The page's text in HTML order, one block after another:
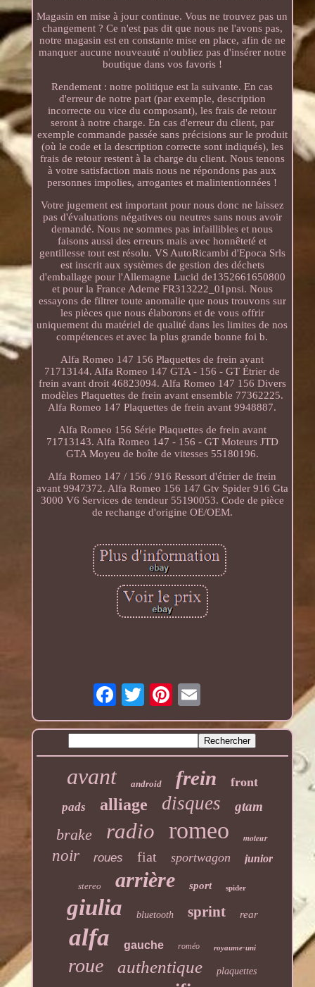
Magasin en mise à jour continue. Vous ne trouvez pas un
changement ? Ce n'est pas dit que nous ne l'avons pas,
notre magasin est en constante mise en place, afin de ne
manquer aucune nouveauté n'oubliez pas d'insérer notre
boutique dans vos favoris !
Rendement : notre politique est la suivante. En cas
d'erreur de notre part (par exemple, description
incorrecte ou vice du composant), les frais de retour
seront à notre charge. En cas d'erreur du client, par
exemple commande passée sans précisions sur le produit
(où le code et la description correcte sont indiqués), les
frais de retour restent à la charge du client. Nous tenons
à votre satisfaction mais nous ne répondons pas aux
personnes impolies, arrogantes et malintentionnées !
Votre jugement est important pour nous donc ne laissez
pas d'évaluations négatives ou neutres sans nous avoir
demandé. Nous ne sommes pas infaillibles et nous
faisons aussi des erreurs mais avec honnêteté et
gentillesse tout est résolu. VS AutoRicambi d'Epoca Srls
est inscrit aux systèmes de gestion des déchets
d'emballage pour l'Allemagne Lucid de1352661650800
et pour la France Ademe FR313222_01pnsi. Nous
essayons de filtrer toute anomalie que nous trouvons sur
les pièces que nous élaborons et de vous offrir
uniquement du matériel de qualité dans les limites de nos
compétences et avec la plus grande bonne foi b.
Alfa Romeo 147 156 Plaquettes de frein avant
71713144. Alfa Romeo 147 GTA - 156 - GT Étrier de
frein avant droit 46823094. Alfa Romeo 147 156 Divers
modèles Plaquettes de frein avant ensemble 77362225.
Alfa Romeo 147 Plaquettes de frein avant 9948887.
Alfa Romeo 156 Série Plaquettes de frein avant
71713143. Alfa Romeo 147 - 156 - GT Moteurs JTD
GTA Moyeu de boîte de vitesses 55180196.
Alfa Romeo 147 / 156 / 916 Ressort d'étrier de frein
avant 9947372. Alfa Romeo 156 147 Gtv Spider 916 Gta
3000 V6 Services de tendeur 55190053. Code de pièce
de rechange d'origine OE/OEM.
avant android frein front
pads alliage disques gtam
brake radio romeo moteur
noir roues fiat sportwagon junior
stereo arrière sport spider
giulia bluetooth sprint rear
alfa gauche roméo royaume-uni
roue authentique plaquettes